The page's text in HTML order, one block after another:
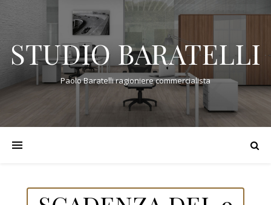
STUDIO BARATELLI
Paolo Baratelli ragioniere commercialista